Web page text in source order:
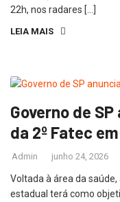
22h, nos radares […]
LEIA MAIS
Governo de
da 2º Fatec em
Admin junho 24, 2026
Voltada à área da
estadual terá como